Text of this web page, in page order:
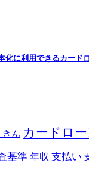
化に利用できるカー
きん カードロー
基準 年収 支払い